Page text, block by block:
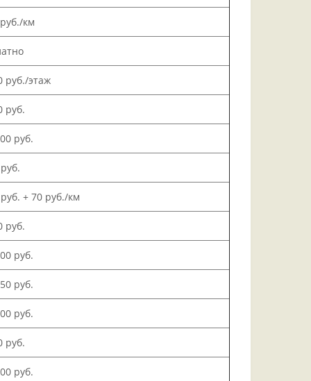
км
руб./этаж
руб.
руб.
+ 70 руб./км
руб.
руб.
руб.
руб.
руб.
руб.